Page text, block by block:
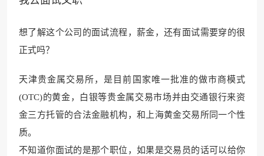
想了解这个公司的面试流程，薪金，还有面试需要穿的很
正式吗？
天津贵金属交易所，是目前国家唯一批准的做市商模式
(OTC)的黄金，白银等贵金属交易市场并由交通银行来资
金三方托管的合法金融机构，和上海黄金交易所同一个性
质。
不知道你面试的是那个职位，如果是交易员的话可以给你